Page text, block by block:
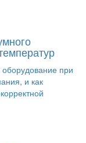
при
и как